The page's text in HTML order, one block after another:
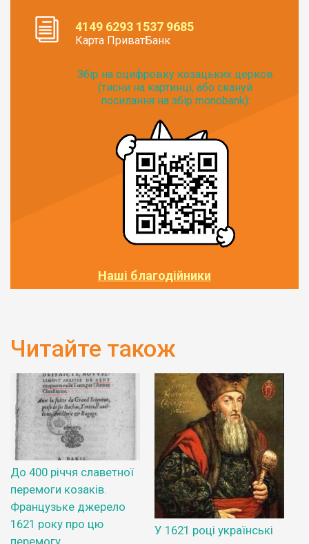
4149 6293 1537 9685
Карта ПриватБанк
Збір на оцифровку козацьких церков
(тисни на картинці, або скануй
посилання на збір monobank):
Наші благодійники
Читайте також
До 400 річчя славетної
перемоги козаків.
Французьке джерело
1621 року про цю
перемогу
У 1621 році українські